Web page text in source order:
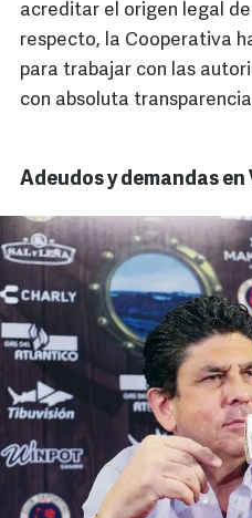
acreditar el origen legal de
respecto, la Cooperativa
para trabajar con las
con absoluta
Adeudos y demandas en